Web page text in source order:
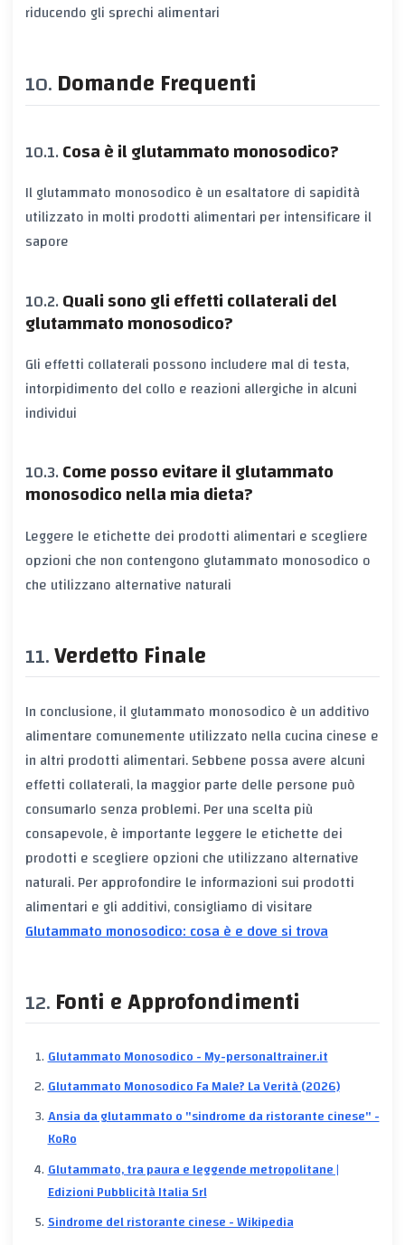
riducendo gli sprechi alimentari
Domande Frequenti
Cosa è il glutammato monosodico?
Il glutammato monosodico è un esaltatore di sapidità
utilizzato in molti prodotti alimentari per intensificare il
sapore
Quali sono gli effetti collaterali del
glutammato monosodico?
Gli effetti collaterali possono includere mal di testa,
intorpidimento del collo e reazioni allergiche in alcuni
individui
Come posso evitare il glutammato
monosodico nella mia dieta?
Leggere le etichette dei prodotti alimentari e scegliere
opzioni che non contengono glutammato monosodico o
che utilizzano alternative naturali
Verdetto Finale
In conclusione, il glutammato monosodico è un additivo
alimentare comunemente utilizzato nella cucina cinese e
in altri prodotti alimentari. Sebbene possa avere alcuni
effetti collaterali, la maggior parte delle persone può
consumarlo senza problemi. Per una scelta più
consapevole, è importante leggere le etichette dei
prodotti e scegliere opzioni che utilizzano alternative
naturali. Per approfondire le informazioni sui prodotti
alimentari e gli additivi, consigliamo di visitare
Glutammato monosodico: cosa è e dove si trova
Fonti e Approfondimenti
Glutammato Monosodico - My-personaltrainer.it
Glutammato Monosodico Fa Male? La Verità (2026)
Ansia da glutammato o "sindrome da ristorante cinese" -
KoRo
Glutammato, tra paura e leggende metropolitane |
Edizioni Pubblicità Italia Srl
Sindrome del ristorante cinese - Wikipedia